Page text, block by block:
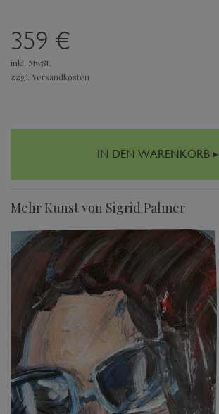
359 €
inkl. MwSt.
zzgl. Versandkosten
IN DEN WARENKORB ▸
Mehr Kunst von Sigrid Palmer